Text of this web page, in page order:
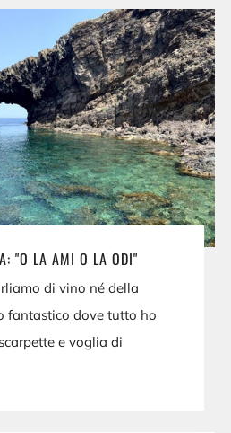
"O LA AMI O LA ODI"
di vino né della
fantastico dove tutto ho
e voglia di